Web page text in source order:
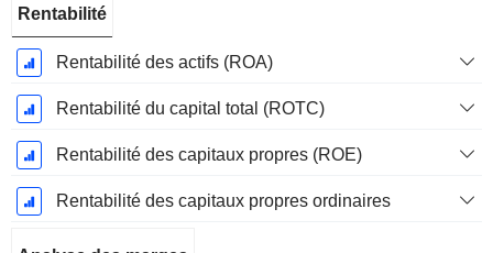
Fiscale:
Décembre
Rentabilité
Rentabilité des actifs (ROA)
Rentabilité du capital total (ROTC)
Rentabilité des capitaux propres (ROE)
Rentabilité des capitaux propres ordinaires